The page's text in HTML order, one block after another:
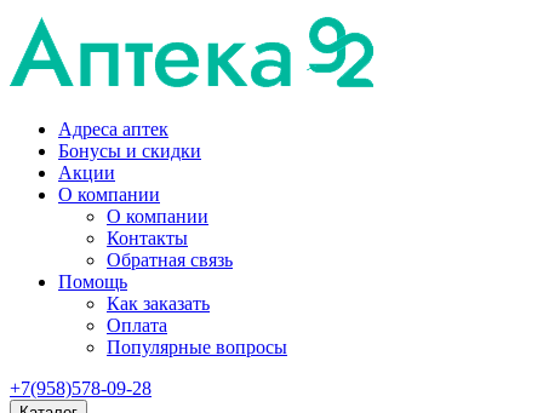
Адреса аптек
Бонусы и скидки
Акции
О компании
О компании
Контакты
Обратная связь
Помощь
Как заказать
Оплата
Популярные вопросы
+7(958)578-09-28